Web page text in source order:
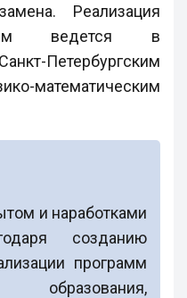
Реализация
ведется в
Петербургским
математическим
и наработками
созданию
программ
образования,